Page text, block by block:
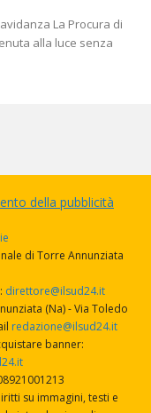
La Procura di
alla luce senza
della pubblicità
di Torre Annunziata
direttore@ilsud24.it
(Na) - Via Toledo
redazione@ilsud24.it
banner:
su immagini, testi e